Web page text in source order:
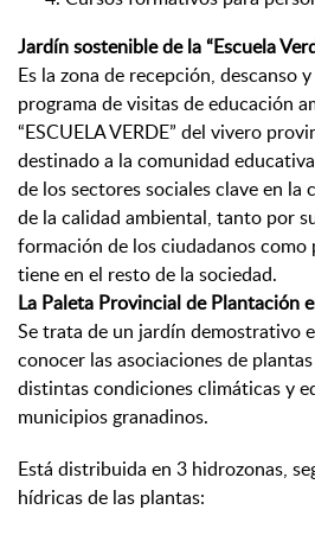
Jardín sostenible de la “Escuela
Es la zona de recepción, descanso
programa de visitas de educación
“ESCUELA VERDE” del vivero
destinado a la comunidad
de los sectores sociales clave en
de la calidad ambiental, tanto por
formación de los ciudadanos
tiene en el resto de la sociedad.
La Paleta Provincial de Plantación
Se trata de un jardín demostrativo
conocer las asociaciones de
distintas condiciones climáticas y
municipios granadinos.
Está distribuida en 3 hidrozonas,
hídricas de las plantas: